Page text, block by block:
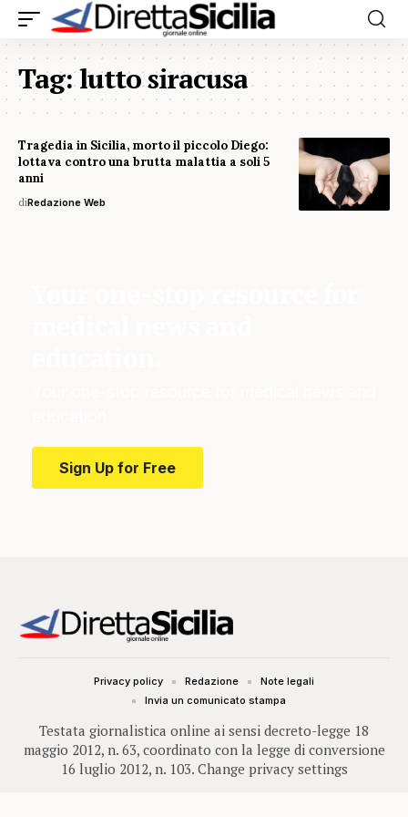
Tag:lutto siracusa
Tragedia in Sicilia, morto il piccolo Diego:
lottava contro una brutta malattia a soli 5
anni
diRedazione Web
Sign Up for Free
Testata giornalistica online ai sensi decreto-legge 18
maggio 2012, n. 63, coordinato con la legge di conversione
16 luglio 2012, n. 103. Change privacy settings
Privacy policy Redazione
Note legali
Invia un comunicato stampa